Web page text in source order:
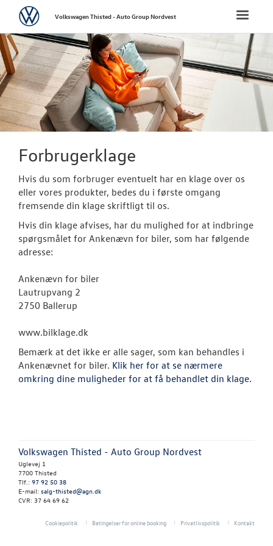
FORSIDE
NYE
NYE VAREBILER
VÆRKSTED
RESERVEDELE
Personale
Toggle
VolkswagenVolkswagen Thisted - Auto Group Nordvest
Forbrugerklage
Hvis du som forbruger eventuelt har en klage over os
eller vores produkter, bedes du i første omgang
fremsende din klage skriftligt til os.
Hvis din klage afvises, har du mulighed for at indbringe
spørgsmålet for Ankenævn for biler, som har følgende
adresse:
Ankenævn for biler
Lautrupvang 2
2750 Ballerup
www.bilklage.dk
Bemærk at det ikke er alle sager, som kan behandles i
Ankenævnet for biler. Klik her for at se nærmere
omkring dine muligheder for at få behandlet din klage.
Volkswagen Thisted - Auto Group Nordvest
Uglevej 1
7700 Thisted
Tlf.: 97 92 50 38
E-mail: salg-thisted@agn.dk
CVR: 37 64 69 62
Cookiepolitik Betingelser for online booking Privatlivspolitik Kontakt